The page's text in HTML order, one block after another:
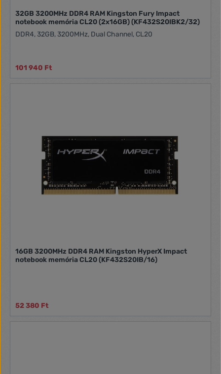
32GB 3200MHz DDR4 RAM Kingston Fury Impact
notebook memória CL20 (2x16GB) (KF432S20IBK2/32)
DDR4, 32GB, 3200MHz, Dual Channel, CL20
101 940 Ft
16GB 3200MHz DDR4 RAM Kingston HyperX Impact
notebook memória CL20 (KF432S20IB/16)
52 380 Ft